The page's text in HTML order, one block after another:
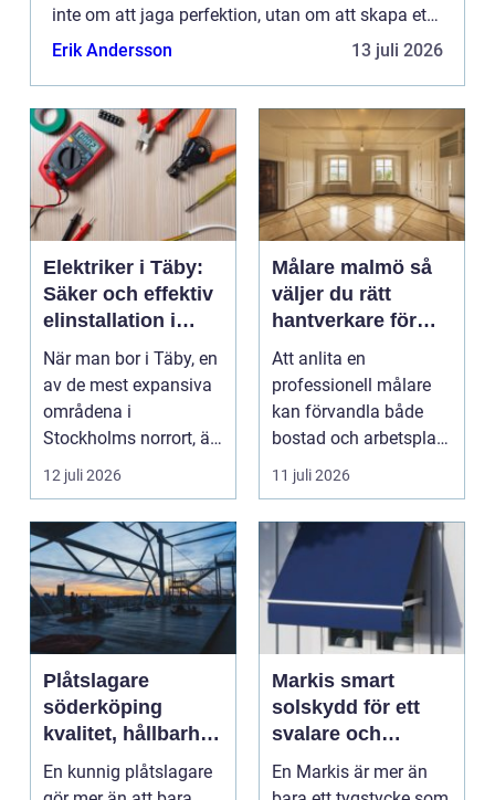
inte om att jaga perfektion, utan om att skapa ett
leende som känns naturligt och tryggt. Med
Erik Andersson 13 juli 2026
Elektriker i Täby:
Säker och effektiv
elinstallation i
norrort
När man bor i Täby, en
av de mest expansiva
områdena i
Stockholms norrort, är
b...
12 juli 2026
Målare malmö så
väljer du rätt
hantverkare för
hem och företag
Att anlita en
professionell målare
kan förvandla både
bostad och arbetsplats
på kort tid. Färger, yt...
11 juli 2026
Plåtslagare
söderköping
kvalitet, hållbarhet
och tryggt
takarbete
En kunnig plåtslagare
Markis smart
solskydd för ett
svalare och
skönare hem
En Markis är mer än